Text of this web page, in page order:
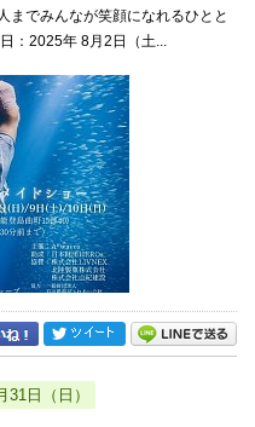
までみんなが笑顔になれるひとと
：2025年 8月2日（土...
日（日）